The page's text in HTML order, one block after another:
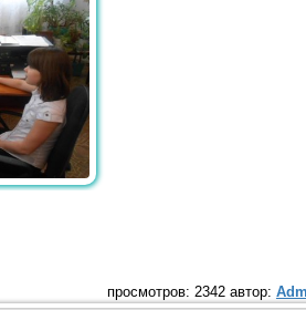
просмотров: 2342 автор: